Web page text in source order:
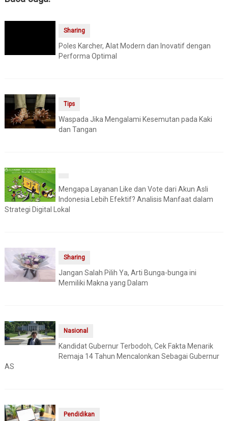
Sharing
Poles Karcher, Alat Modern dan Inovatif dengan
Performa Optimal
Tips
Waspada Jika Mengalami Kesemutan pada Kaki
dan Tangan
Mengapa Layanan Like dan Vote dari Akun Asli
Indonesia Lebih Efektif? Analisis Manfaat dalam
Strategi Digital Lokal
Sharing
Jangan Salah Pilih Ya, Arti Bunga-bunga ini
Memiliki Makna yang Dalam
Nasional
Kandidat Gubernur Terbodoh, Cek Fakta Menarik
Remaja 14 Tahun Mencalonkan Sebagai Gubernur
AS
Pendidikan